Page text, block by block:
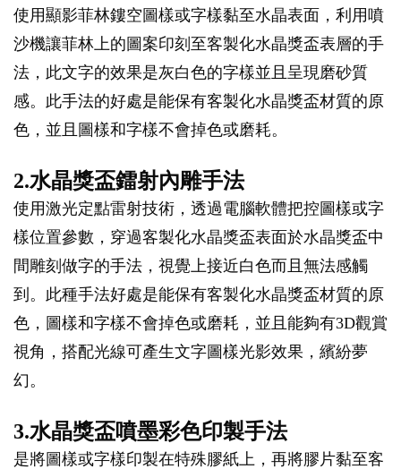
使用顯影菲林鏤空圖樣或字樣黏至水晶表面，利用噴
沙機讓菲林上的圖案印刻至客製化水晶獎盃表層的手
法，此文字的效果是灰白色的字樣並且呈現磨砂質
感。此手法的好處是能保有客製化水晶獎盃材質的原
色，並且圖樣和字樣不會掉色或磨耗。
2.水晶獎盃鐳射內雕手法
使用激光定點雷射技術，透過電腦軟體把控圖樣或字
樣位置參數，穿過客製化水晶獎盃表面於水晶獎盃中
間雕刻做字的手法，視覺上接近白色而且無法感觸
到。此種手法好處是能保有客製化水晶獎盃材質的原
色，圖樣和字樣不會掉色或磨耗，並且能夠有3D觀賞
視角，搭配光線可產生文字圖樣光影效果，繽紛夢
幻。
3.水晶獎盃噴墨彩色印製手法
是將圖樣或字樣印製在特殊膠紙上，再將膠片黏至客